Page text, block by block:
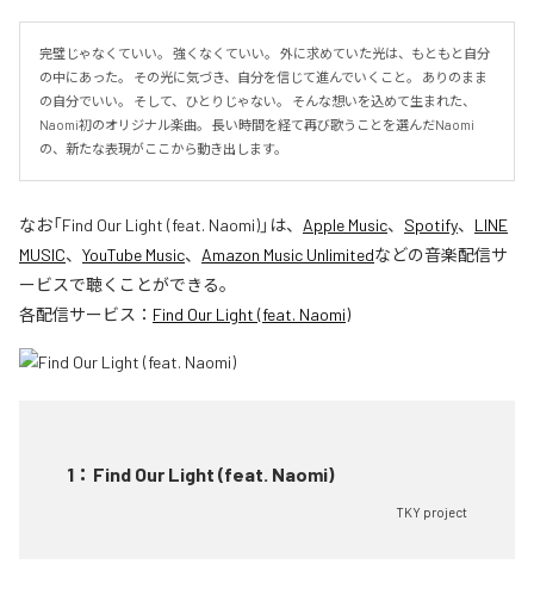
完璧じゃなくていい。 強くなくていい。 外に求めていた光は、もともと自分
の中にあった。 その光に気づき、自分を信じて進んでいくこと。 ありのまま
の自分でいい。 そして、ひとりじゃない。 そんな想いを込めて生まれた、
Naomi初のオリジナル楽曲。 長い時間を経て再び歌うことを選んだNaomi
の、新たな表現がここから動き出します。
なお「Find Our Light (feat. Naomi)」は、 Apple Music、 Spotify、 LINE
MUSIC、 YouTube Music、 Amazon Music Unlimitedなどの音楽配信サ
ービスで聴くことができる。
各配信サービス： Find Our Light (feat. Naomi)
1 ： Find Our Light (feat. Naomi)
TKY project